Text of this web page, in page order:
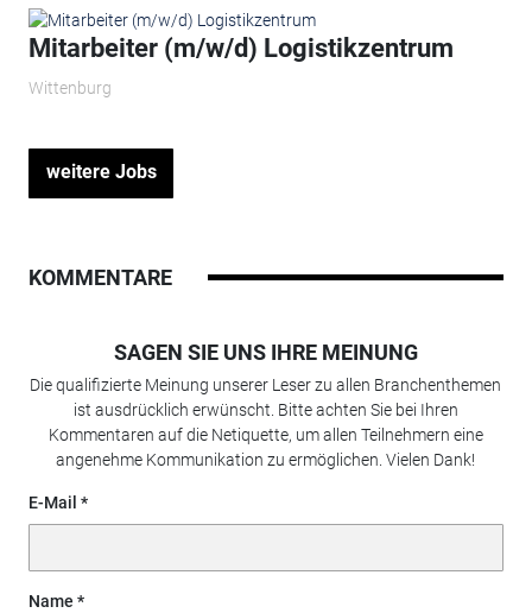
Mitarbeiter (m/w/d) Logistikzentrum
Wittenburg
weitere Jobs
KOMMENTARE
SAGEN SIE UNS IHRE MEINUNG
Die qualifizierte Meinung unserer Leser zu allen Branchenthemen
ist ausdrücklich erwünscht. Bitte achten Sie bei Ihren
Kommentaren auf die Netiquette, um allen Teilnehmern eine
angenehme Kommunikation zu ermöglichen. Vielen Dank!
E-Mail
Name